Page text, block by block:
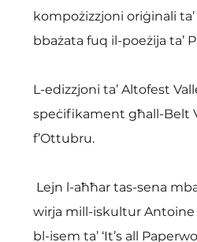
kompożizzjoni oriġinali
bbażata fuq il-poeżija ta’
L-edizzjoni ta’ Altofest
speċifikament għall-Belt
f’Ottubru.
wirja mill-iskultur Antoine
bl-isem ta’ ‘It’s all